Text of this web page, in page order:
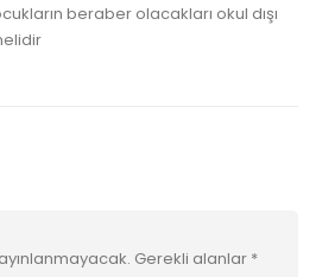
beraber olacakları okul dışı
Gerekli alanlar *